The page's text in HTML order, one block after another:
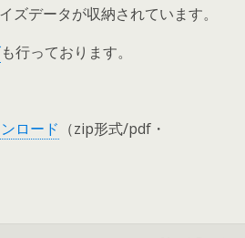
ズデータが収納されています。
も行っております。
ロード （zip形式/pdf・